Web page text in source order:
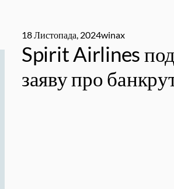
18 Листопада, 2024winax
Spirit Airlines
заяву про